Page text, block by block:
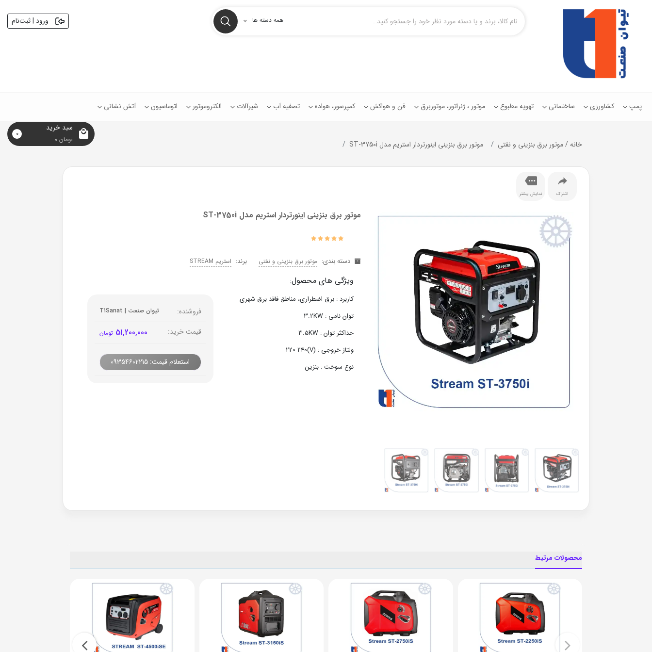
همه دسته ها ورود | ثبت‌نام
پمپ کشاورزی ساختمانی تهویه مطبوع موتور ، ژنراتور، موتوربرق فن و هواکش کمپرسور، هواده تصفیه آب شیرآلات الکتروموتور اتوماسیون
آتش نشانی
سبد خرید
0 تومان
0
خانه/موتور برق بنزینی و نفتی موتور برق بنزینی اینورتردار استریم مدل ST-3750i
اشتراک نمایش بیشتر
موتور برق بنزینی اینورتردار استریم مدل ST-3750i
دسته بندی: موتور برق بنزینی و نفتی برند: استریم STREAM
ویژگی های محصول:
کاربرد : برق اضطراری، مناطق فاقد برق شهری
توان نامی : 3.2KW
حداکثر توان : 3.5KW
ولتاژ خروجی : (V)220-240
نوع سوخت : بنزین
فروشنده: تیوان صنعت | T1Sanat
قیمت خرید: 51,200,000 تومان
استعلام قیمت: 09354602215
محصولات مرتبط